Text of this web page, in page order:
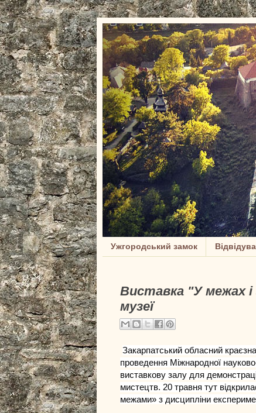
Ужгородський замок
Виставка "У межах
музеї
Закарпатський обласний
проведення Міжнародної
виставкову залу для
мистецтв. 20 травня тут
межами» з дисципліни